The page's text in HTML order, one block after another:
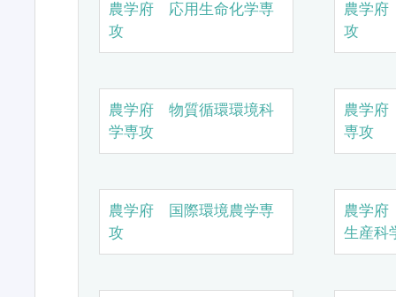
農学府 応用生命化学専
攻
農学
攻
農学府 物質循環環境科
学専攻
農学
専攻
農学府 国際環境農学専
攻
農学
生産科